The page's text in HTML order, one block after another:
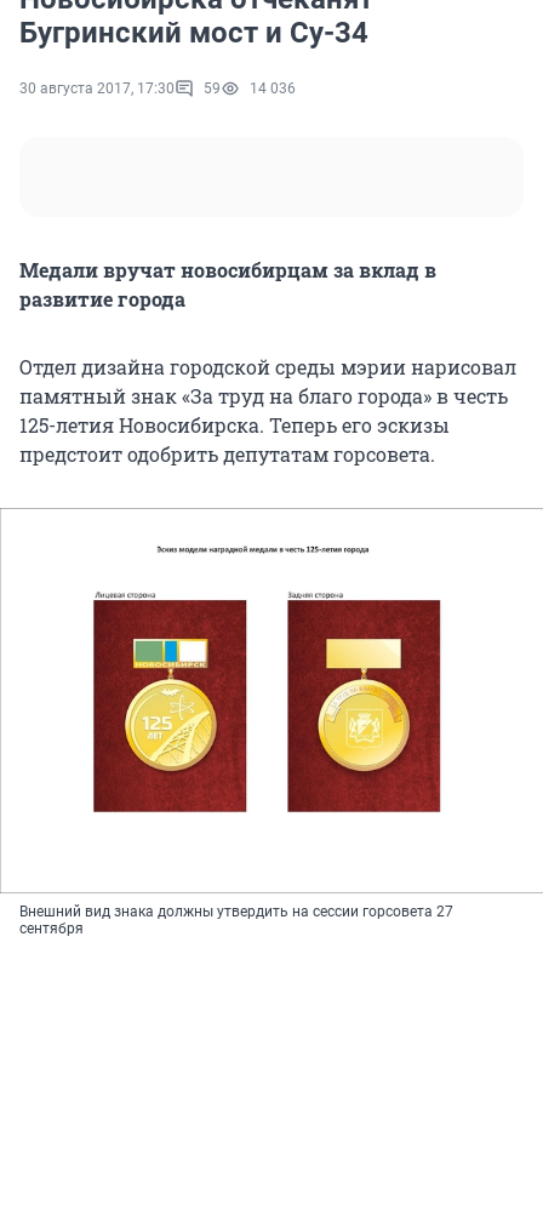
Бугринский мост и Су-34
30 августа 2017, 17:30 59 14 036
Медали вручат новосибирцам за вклад в
развитие города
Отдел дизайна городской среды мэрии нарисовал
памятный знак «За труд на благо города» в честь
125-летия Новосибирска. Теперь его эскизы
предстоит одобрить депутатам горсовета.
Внешний вид знака должны утвердить на сессии горсовета 27
сентября